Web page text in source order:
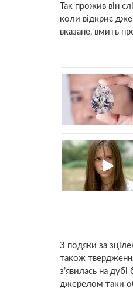
Так прожив він
коли відкриє
вказане, вмить
З подяки за
також
з’явилась на
джерелом таки